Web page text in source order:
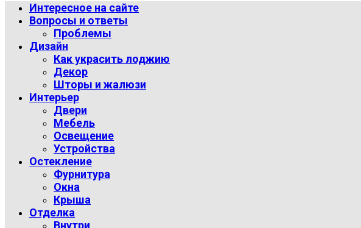
Интересное на сайте
Вопросы и ответы
Проблемы
Дизайн
Как украсить лоджию
Декор
Шторы и жалюзи
Интерьер
Двери
Мебель
Освещение
Устройства
Остекление
Фурнитура
Окна
Крыша
Отделка
Внутри